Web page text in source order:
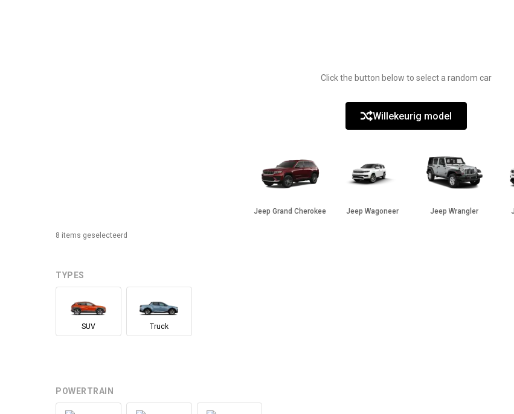
Click the button below to select a random car
Willekeurig model
Jeep Grand Cherokee Jeep Wagoneer Jeep Wrangler
8 items geselecteerd
TYPES
SUV Truck
POWERTRAIN